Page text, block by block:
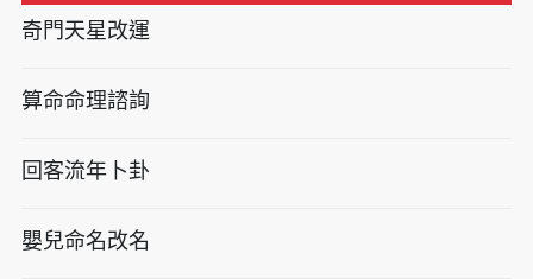
奇門天星改運
算命命理諮詢
回客流年卜卦
嬰兒命名改名